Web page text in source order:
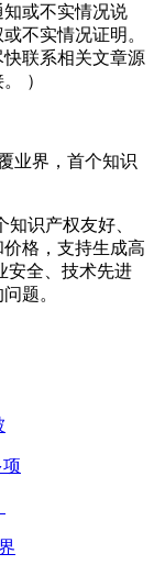
或不实情况说
不实情况证明。
联系相关文章源
）
业界，首个知识
识产权友好、
格，支持生成高
安全、技术先进
题。